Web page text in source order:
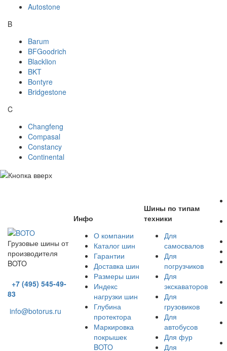
Autostone
B
Barum
BFGoodrich
Blacklion
BKT
Bontyre
Bridgestone
C
Changfeng
Compasal
Constancy
Continental
Грузовые шины от
производителя
BOTO
+7 (495) 545-49-
83
info@botorus.ru
Инфо
О компании
Каталог шин
Гарантии
Доставка шин
Размеры шин
Индекс
нагрузки шин
Глубина
протектора
Маркировка
покрышек
BOTO
Шины по типам
техники
Для
самосвалов
Для
погрузчиков
Для
экскаваторов
Для
грузовиков
Для
автобусов
Для фур
Для